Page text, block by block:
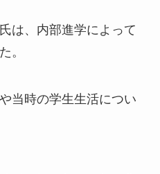
は、内部進学によって
。
当時の学生生活につい